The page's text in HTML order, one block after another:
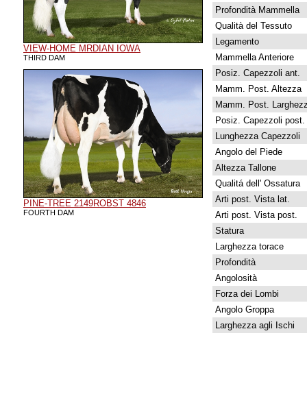
VIEW-HOME MRDIAN IOWA
THIRD DAM
PINE-TREE 2149ROBST 4846
FOURTH DAM
Profondità Mammella
Qualità del Tessuto
Legamento
Mammella Anteriore
Posiz. Capezzoli ant.
Mamm. Post. Altezza
Mamm. Post.
Posiz. Capezzoli post.
Lunghezza Capezzoli
Angolo del Piede
Altezza Tallone
Qualitá dell' Ossatura
Arti post. Vista lat.
Arti post. Vista post.
Statura
Larghezza torace
Profondità
Angolosità
Forza dei Lombi
Angolo Groppa
Larghezza agli Ischi